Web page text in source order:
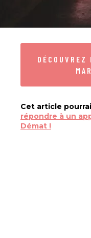
DÉCOUVREZ
Cet article
répondre à un
Démat !